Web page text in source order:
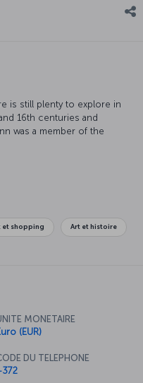
is still plenty to explore in
16th centuries and
was a member of the
in the 13th century.
et shopping Art et histoire
MONETAIRE
(EUR)
DU TELEPHONE